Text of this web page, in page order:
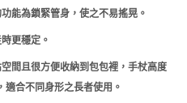
能為鎖緊管身，使之不易搖晃。
更穩定。
間且很方便收納到包包裡，手杖高度
合不同身形之長者使用。